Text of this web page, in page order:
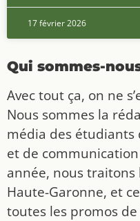
17 février 2026
Qui sommes-
Avec tout ça, on ne
Nous sommes la
média des étudiants
et de communication
année, nous traitons
Haute-Garonne, et
toutes les promos